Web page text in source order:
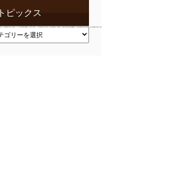
トピックス